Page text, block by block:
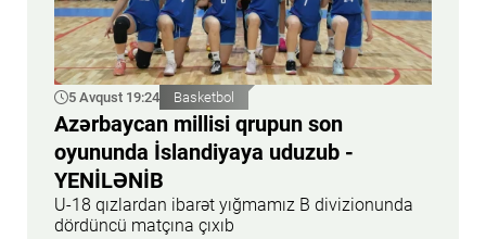
5 Avqust 19:24 Basketbol
Azərbaycan millisi qrupun son
oyununda İslandiyaya uduzub -
YENİLƏNİB
U-18 qızlardan ibarət yığmamız B divizionunda
dördüncü matçına çıxıb